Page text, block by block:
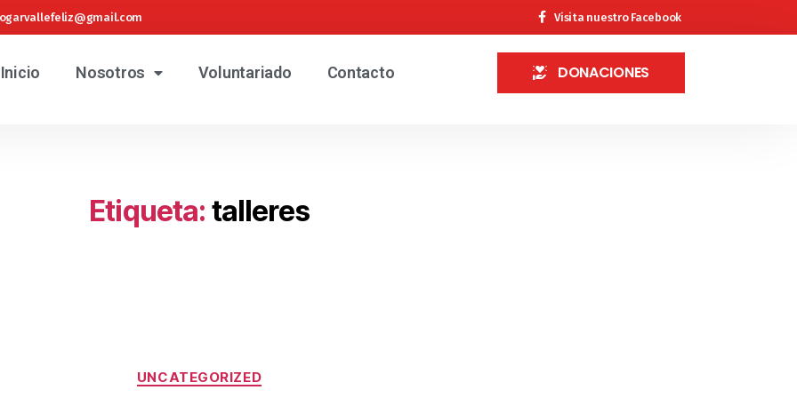
Visita nuestro Facebook
Inicio Nosotros Voluntariado Contacto DONACIONES
Etiqueta: talleres
UNCATEGORIZED